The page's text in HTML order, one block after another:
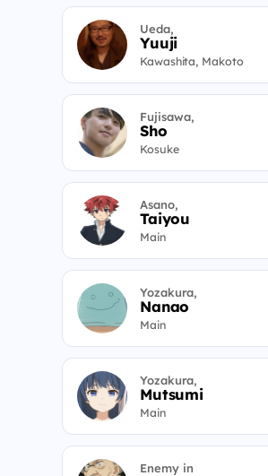
Ueda,
Yuuji
Kawashita, Makoto
Fujisawa,
Sho
Kosuke
Asano,
Taiyou
Main
Yozakura,
Nanao
Main
Yozakura,
Mutsumi
Main
Enemy in